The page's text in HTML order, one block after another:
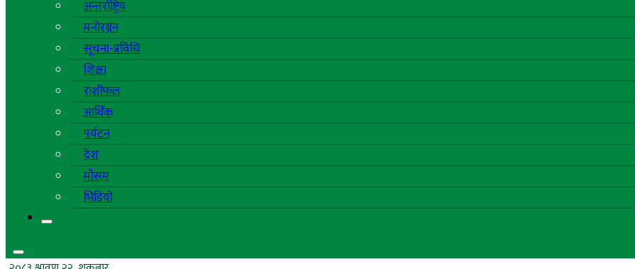
अन्तर्राष्ट्रिय
मनोरञ्जन
सूचना-प्रविधि
शिक्षा
राशीफल
आर्थिक
पर्यटन
देश
मौसम
भिडियो